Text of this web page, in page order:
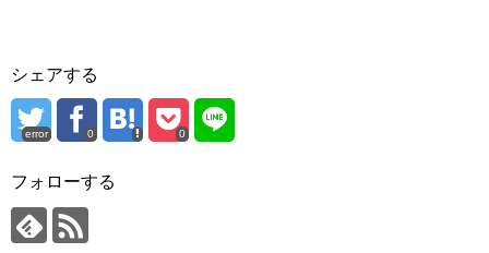
シェアする
error 0 0
フォローする